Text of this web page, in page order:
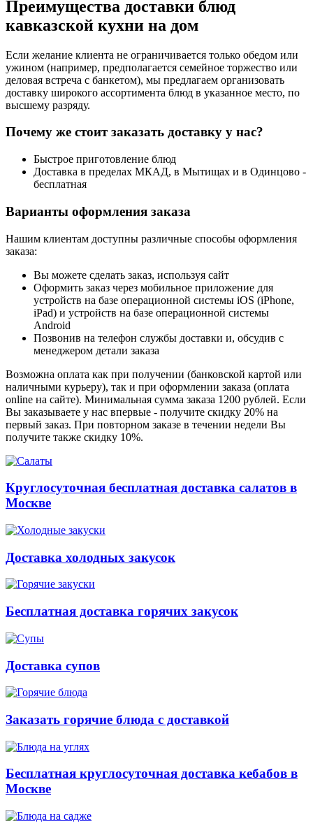
Преимущества доставки блюд
кавказской кухни на дом
Если желание клиента не ограничивается только обедом или
ужином (например, предполагается семейное торжество или
деловая встреча с банкетом), мы предлагаем организовать
доставку широкого ассортимента блюд в указанное место, по
высшему разряду.
Почему же стоит заказать доставку у нас?
Быстрое приготовление блюд
Доставка в пределах МКАД, в Мытищах и в Одинцово -
бесплатная
Варианты оформления заказа
Нашим клиентам доступны различные способы оформления
заказа:
Вы можете сделать заказ, используя сайт
Оформить заказ через мобильное приложение для
устройств на базе операционной системы iOS (iPhone,
iPad) и устройств на базе операционной системы
Android
Позвонив на телефон службы доставки и, обсудив с
менеджером детали заказа
Возможна оплата как при получении (банковской картой или
наличными курьеру), так и при оформлении заказа (оплата
online на сайте). Минимальная сумма заказа 1200 рублей. Если
Вы заказываете у нас впервые - получите скидку 20% на
первый заказ. При повторном заказе в течении недели Вы
получите также скидку 10%.
Круглосуточная бесплатная доставка салатов в
Москве
Доставка холодных закусок
Бесплатная доставка горячих закусок
Доставка супов
Заказать горячие блюда с доставкой
Бесплатная круглосуточная доставка кебабов в
Москве